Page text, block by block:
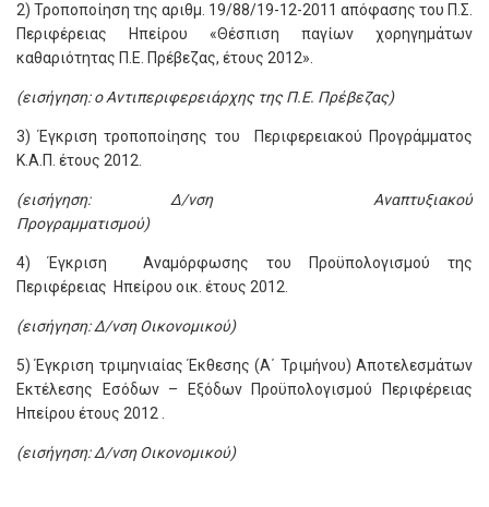
2) Τροποποίηση της αριθμ. 19/88/19-12-2011 απόφασης του Π.Σ.
Περιφέρειας Ηπείρου «Θέσπιση παγίων χορηγημάτων
καθαριότητας Π.Ε. Πρέβεζας, έτους 2012».
(εισήγηση: ο Αντιπεριφερειάρχης της Π.Ε. Πρέβεζας)
3) Έγκριση τροποποίησης του Περιφερειακού Προγράμματος
K.Α.Π. έτους 2012.
(εισήγηση: Δ/νση Αναπτυξιακού
Προγραμματισμού)
4) Έγκριση Αναμόρφωσης του Προϋπολογισμού της
Περιφέρειας Ηπείρου οικ. έτους 2012.
(εισήγηση: Δ/νση Οικονομικού)
5) Έγκριση τριμηνιαίας Έκθεσης (Α΄ Τριμήνου) Αποτελεσμάτων
Εκτέλεσης Εσόδων – Εξόδων Προϋπολογισμού Περιφέρειας
Ηπείρου έτους 2012 .
(εισήγηση: Δ/νση Οικονομικού)